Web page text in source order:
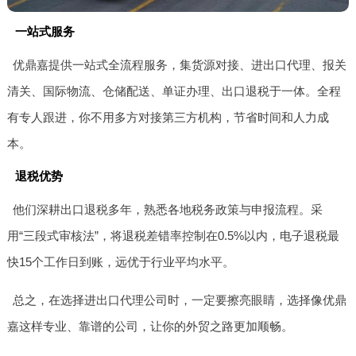
一站式服务
优鼎嘉提供一站式全流程服务，集货源对接、进出口代理、报关
清关、国际物流、仓储配送、单证办理、出口退税于一体。全程
有专人跟进，你不用多方对接第三方机构，节省时间和人力成
本。
退税优势
他们深耕出口退税多年，熟悉各地税务政策与申报流程。采
用“三段式审核法”，将退税差错率控制在0.5%以内，电子退税最
快15个工作日到账，远优于行业平均水平。
总之，在选择进出口代理公司时，一定要擦亮眼睛，选择像优鼎
嘉这样专业、靠谱的公司，让你的外贸之路更加顺畅。